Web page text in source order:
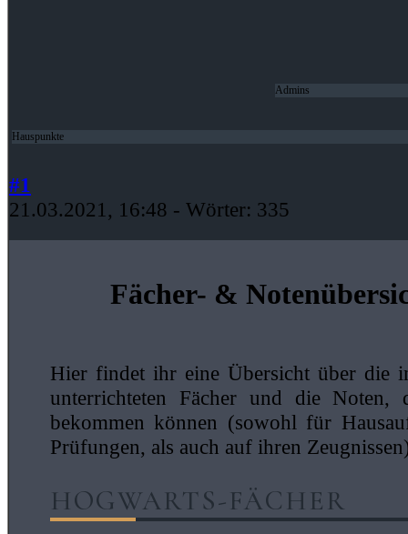
Admins
Hauspunkte
#1
21.03.2021, 16:48 - Wörter: 335
Fächer- &
Hier findet ihr eine Übersicht über die
unterrichteten Fächer und die Noten,
bekommen können (sowohl für
Prüfungen, als auch auf ihren
HOGWARTS-FÄCHER